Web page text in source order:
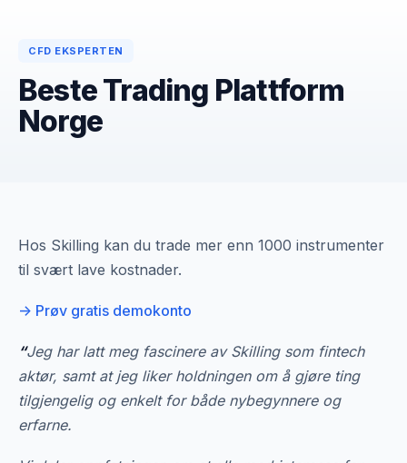
CFD EKSPERTEN
Beste Trading Plattform
Norge
Hos Skilling kan du trade mer enn 1000 instrumenter
til svært lave kostnader.
-> Prøv gratis demokonto
“Jeg har latt meg fascinere av Skilling som fintech
aktør, samt at jeg liker holdningen om å gjøre ting
tilgjengelig og enkelt for både nybegynnere og
erfarne.